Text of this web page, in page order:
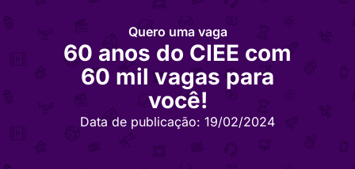
Quero uma vaga
60 anos do CIEE com
60 mil vagas para
você!
Data de publicação: 19/02/2024